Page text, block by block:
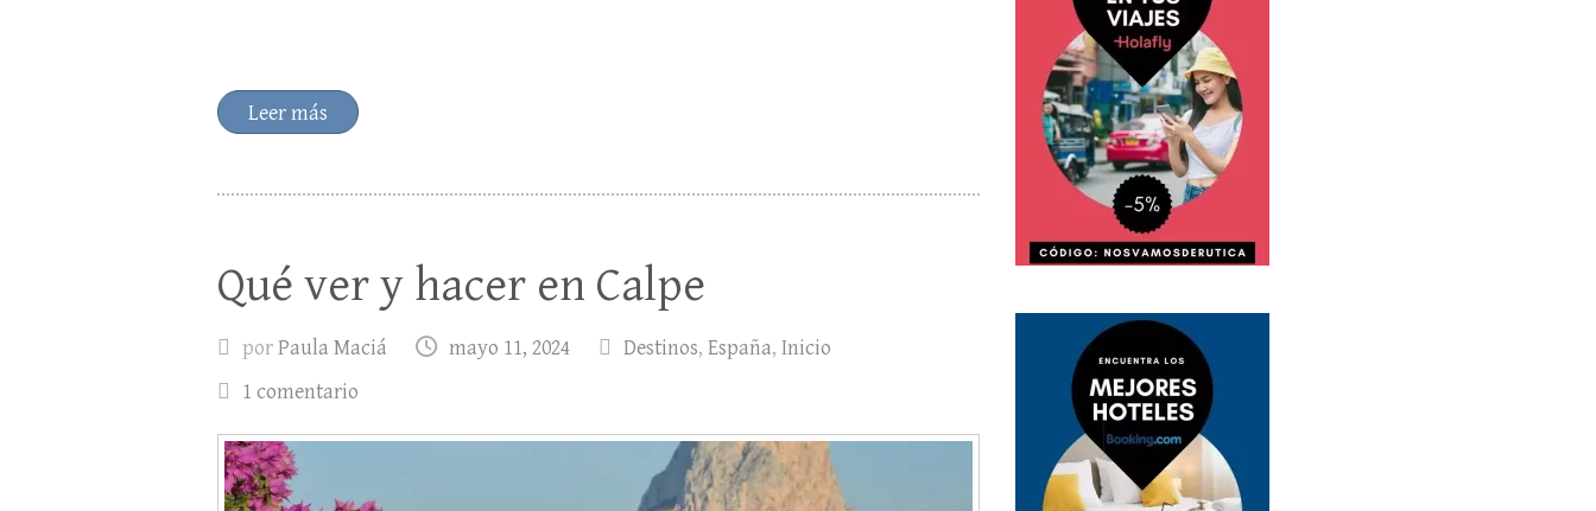
Leer más
Qué ver y hacer en Calpe
porPaula Maciá mayo 11, 2024 Destinos, España, Inicio
1 comentario